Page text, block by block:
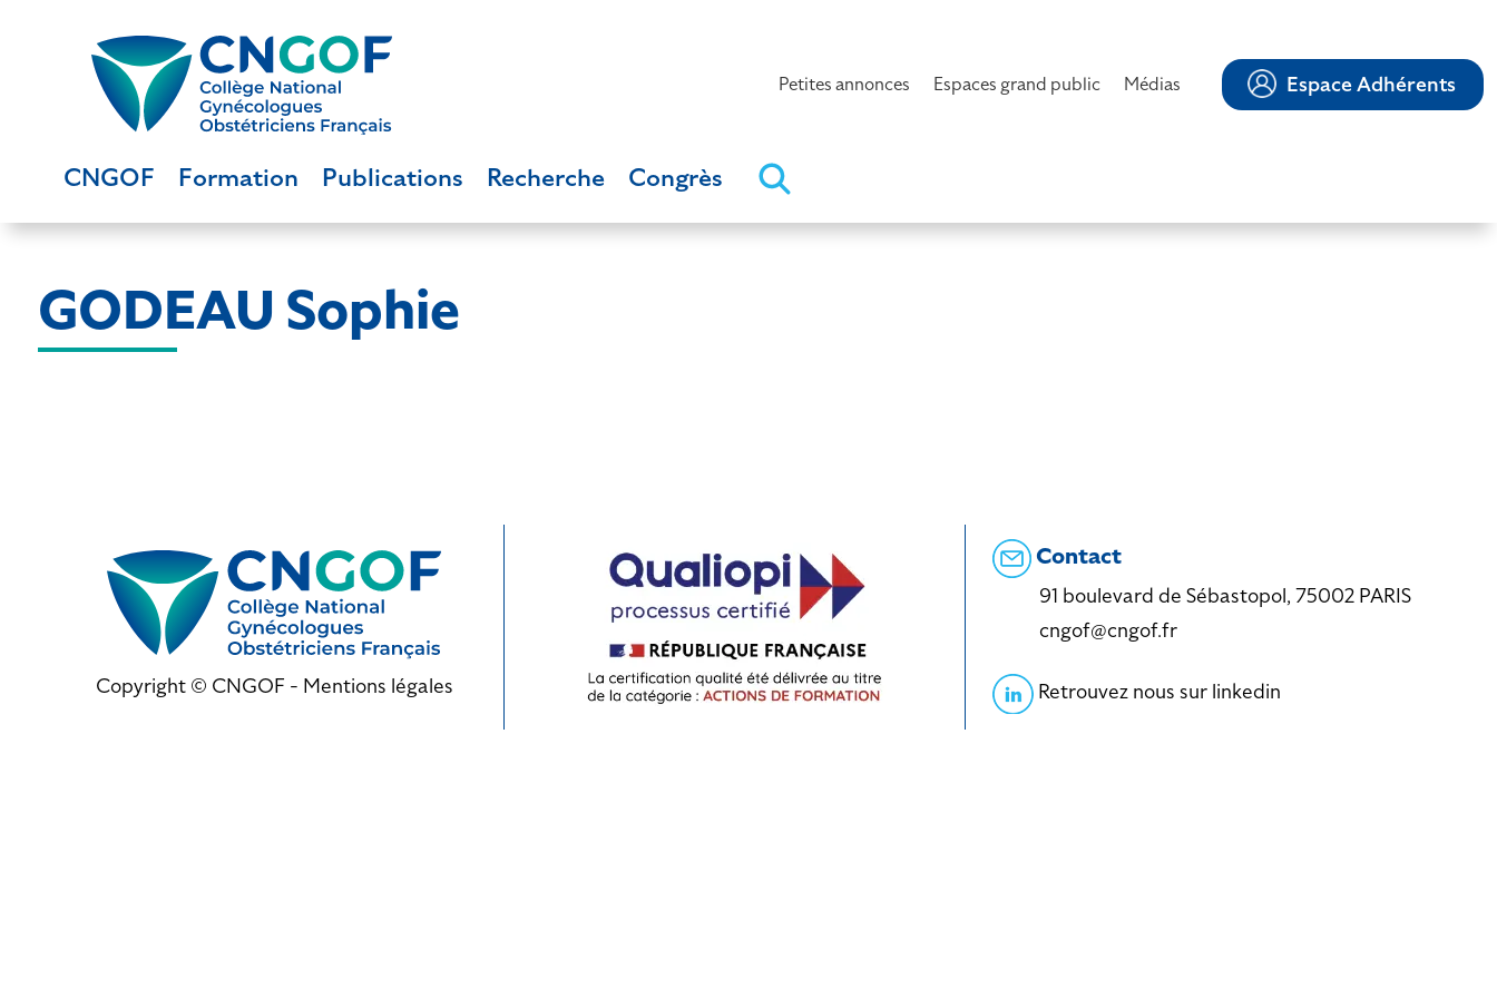
Petites annonces Espaces grand public Médias Espace Adhérents
CNGOF Formation Publications Recherche Congrès
GODEAU Sophie
Copyright © CNGOF - Mentions légales
Contact
91 boulevard de Sébastopol, 75002 PARIS
cngof@cngof.fr
Retrouvez nous sur linkedin